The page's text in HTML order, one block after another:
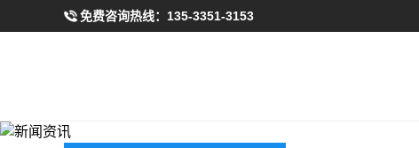
免费咨询热线： 135-3351-3153